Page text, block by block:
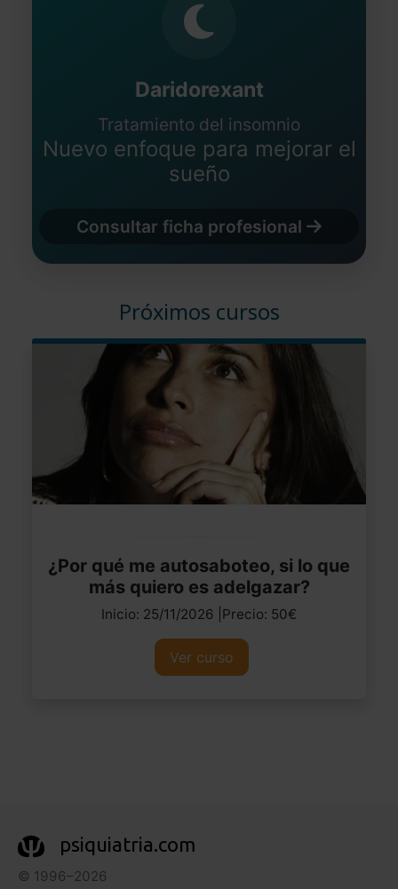
Daridorexant
Tratamiento del insomnio
Nuevo enfoque para mejorar el
sueño
Consultar ficha profesional
Próximos cursos
¿Por qué me autosaboteo, si lo que
más quiero es adelgazar?
Inicio: 25/11/2026 |Precio: 50€
Ver curso
psiquiatria.com
© 1996–2026